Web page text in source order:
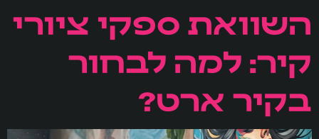
השוואת ספקי ציורי
קיר: למה לבחור
בקיר ארט?